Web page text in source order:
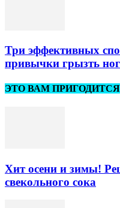
Три эффективных
привычки грызть
ЭТО ВАМ ПРИГОДИТСЯ
Хит осени и зимы!
свекольного сока